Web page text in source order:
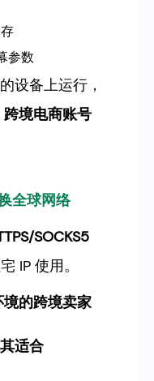
参数
设备上运行，
跨境电商账号
全球网络
SOCKS5
IP 使用。
的跨境卖家
适合